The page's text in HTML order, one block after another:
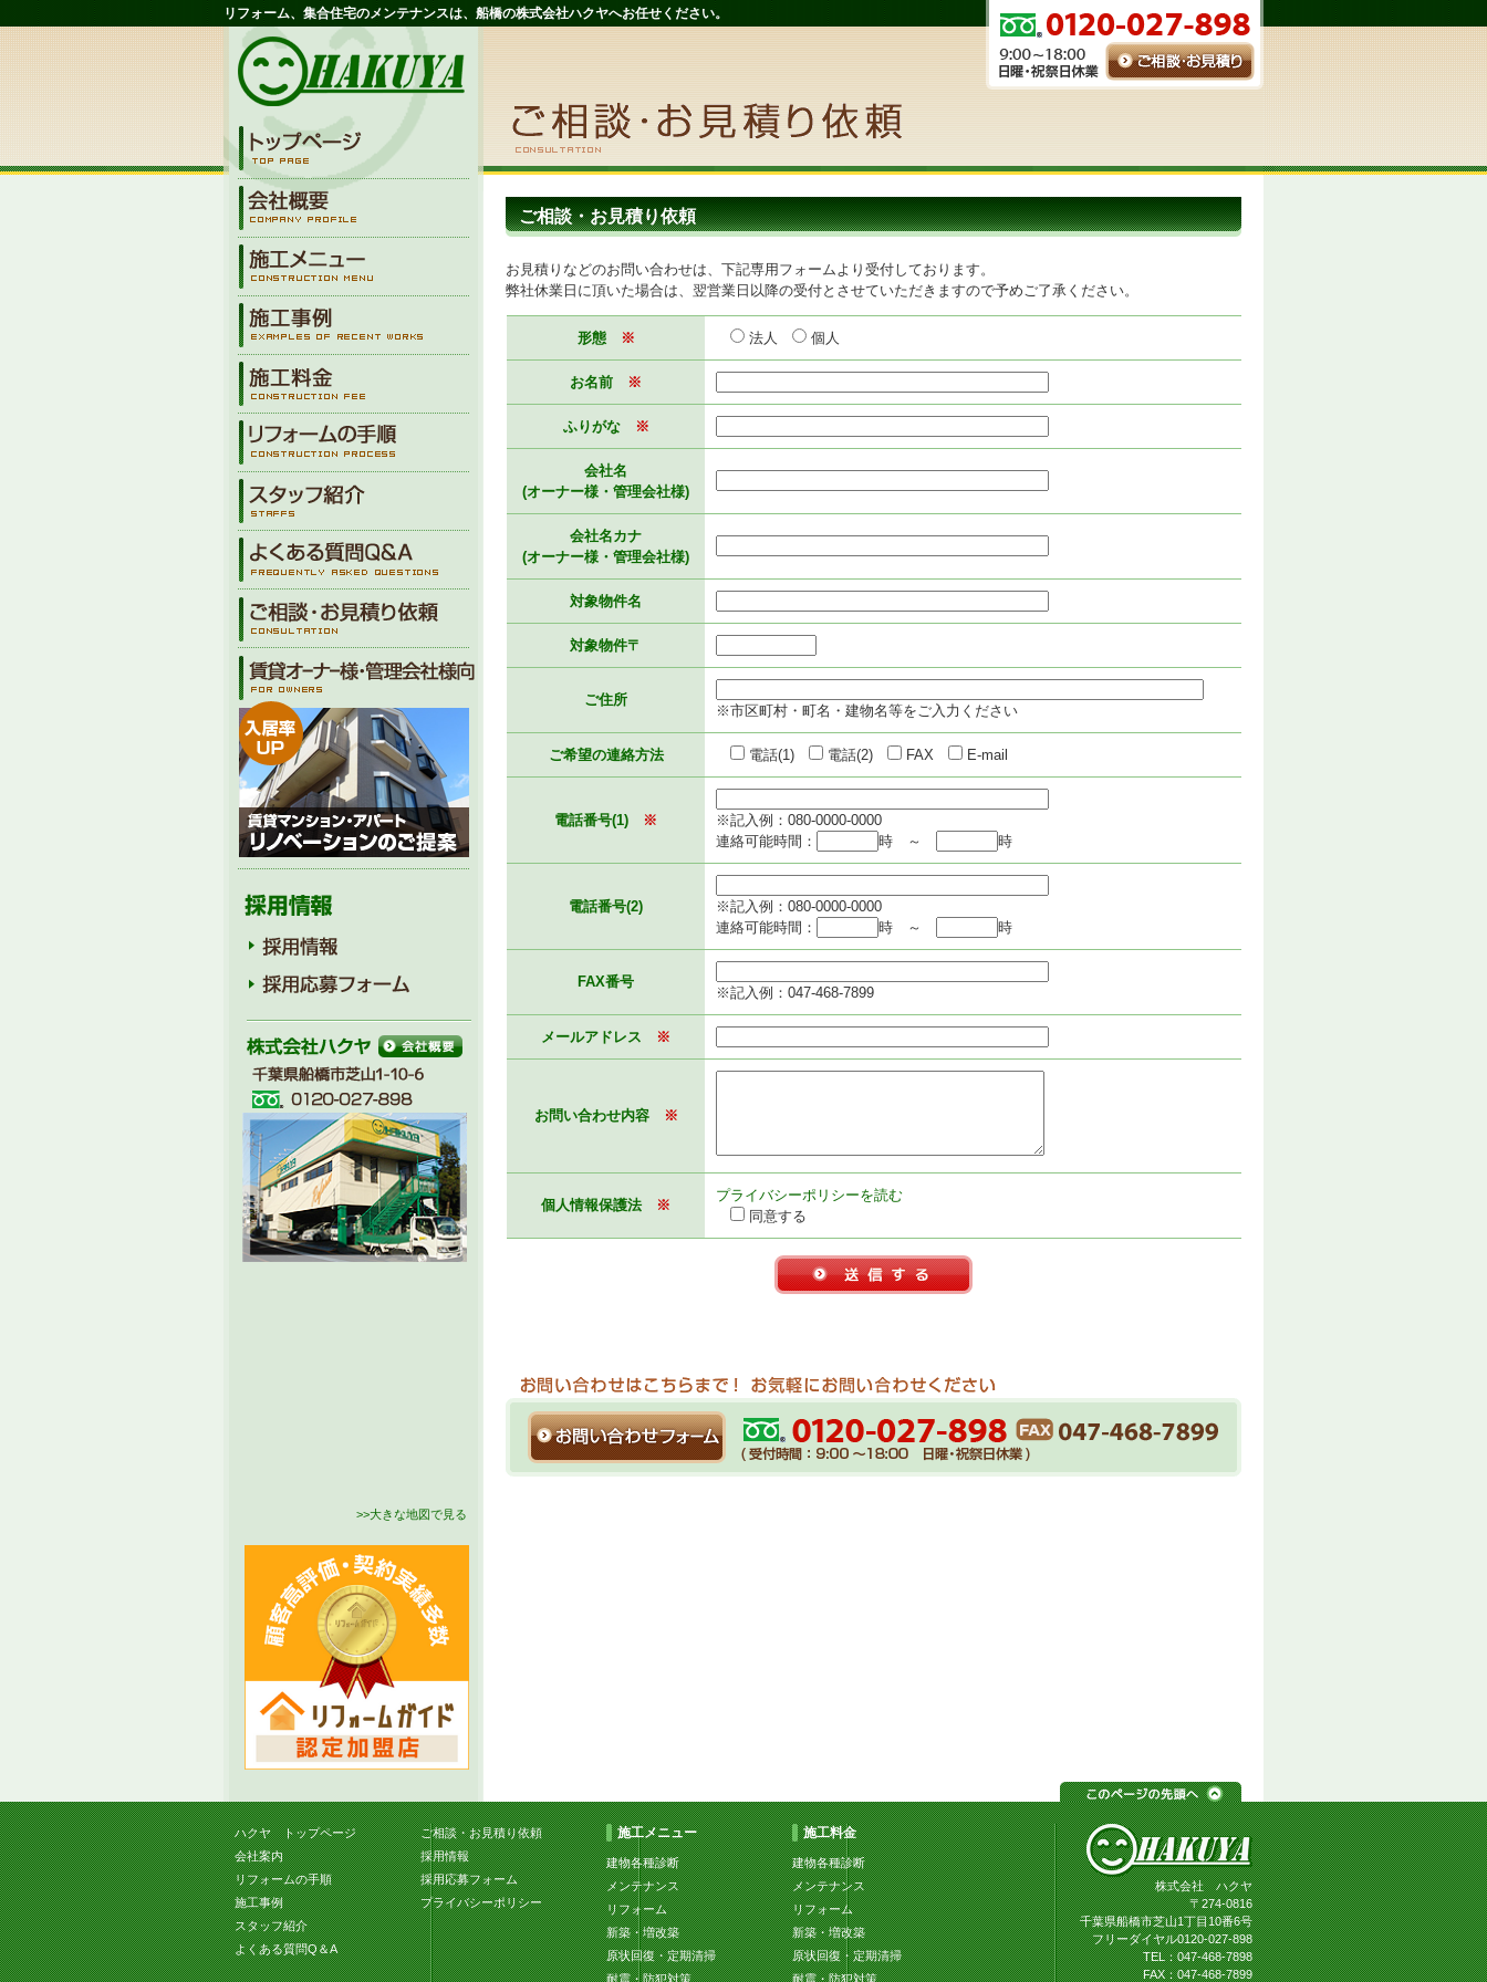
リフォーム、集合住宅のメンテナンスは、船橋の株式会社ハクヤへお任せください。
ご相談・お見積り依頼
お見積りなどのお問い合わせは、下記専用フォームより受付しております。
弊社休業日に頂いた場合は、翌営業日以降の受付とさせていただきますので予めご了承ください。
形態 ※ 法人 個人
お名前 ※
ふりがな ※
会社名
(オーナー様・管理会社様)
会社名カナ
(オーナー様・管理会社様)
対象物件名
対象物件〒
ご住所
※市区町村・町名・建物名等をご入力ください
ご希望の連絡方法 電話(1) 電話(2) FAX E-mail
電話番号(1) ※
※記入例：080-0000-0000
連絡可能時間：
時 ～ 時
電話番号(2)
※記入例：080-0000-0000
連絡可能時間：
時 ～ 時
FAX番号
※記入例：047-468-7899
メールアドレス ※
お問い合わせ内容 ※
個人情報保護法 ※
プライバシーポリシーを読む
同意する
>>大きな地図で見る
ハクヤ トップページ
会社案内
リフォームの手順
施工事例
スタッフ紹介
よくある質問Q＆A
ご相談・お見積り依頼
採用情報
採用応募フォーム
プライバシーポリシー
施工メニュー
建物各種診断
メンテナンス
リフォーム
新築・増改築
原状回復・定期清掃
耐震・防犯対策
施工料金
建物各種診断
メンテナンス
リフォーム
新築・増改築
原状回復・定期清掃
耐震・防犯対策
株式会社 ハクヤ
〒274-0816
千葉県船橋市芝山1丁目10番6号
フリーダイヤル0120-027-898
TEL：047-468-7898
FAX：047-468-7899